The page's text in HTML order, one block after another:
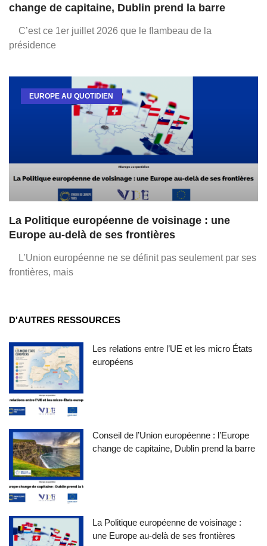
change de capitaine, Dublin prend la barre
C’est ce 1er juillet 2026 que le flambeau de la
présidence
EUROPE AU QUOTIDIEN
La Politique européenne de voisinage : une
Europe au-delà de ses frontières
L’Union européenne ne se définit pas seulement par ses
frontières, mais
D'AUTRES RESSOURCES
Les relations entre l’UE et les micro États
européens
Conseil de l’Union européenne : l’Europe
change de capitaine, Dublin prend la barre
La Politique européenne de voisinage :
une Europe au-delà de ses frontières